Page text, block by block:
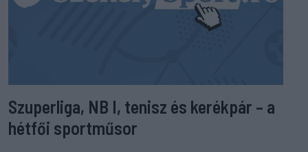
Szuperliga, NB I, tenisz és kerékpár – a
hétfői sportműsor